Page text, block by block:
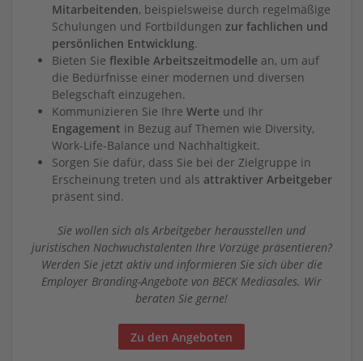
Mitarbeitenden, beispielsweise durch regelmäßige
Schulungen und Fortbildungen zur fachlichen und
persönlichen Entwicklung.
Bieten Sie flexible Arbeitszeitmodelle an, um auf
die Bedürfnisse einer modernen und diversen
Belegschaft einzugehen.
Kommunizieren Sie Ihre Werte und Ihr
Engagement in Bezug auf Themen wie Diversity,
Work-Life-Balance und Nachhaltigkeit.
Sorgen Sie dafür, dass Sie bei der Zielgruppe in
Erscheinung treten und als attraktiver Arbeitgeber
präsent sind.
Sie wollen sich als Arbeitgeber herausstellen und
juristischen Nachwuchstalenten Ihre Vorzüge präsentieren?
Werden Sie jetzt aktiv und informieren Sie sich über die
Employer Branding-Angebote von BECK Mediasales. Wir
beraten Sie gerne!
Zu den Angeboten